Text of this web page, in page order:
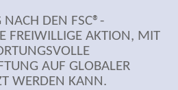
NACH DEN FSC®-
FREIWILLIGE AKTION, MIT
AUF GLOBALER
WERDEN KANN.